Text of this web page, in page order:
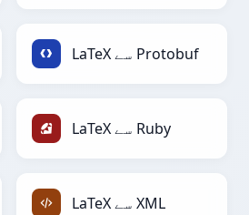
LaTeX سے Protobuf
LaTeX سے Ruby
LaTeX سے XML